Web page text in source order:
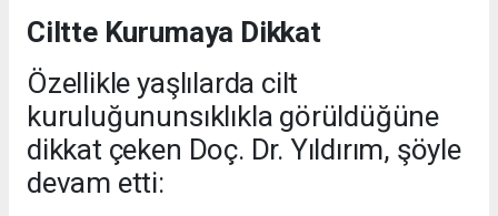
Ciltte Kurumaya Dikkat
Özellikle yaşlılarda cilt
kuruluğununsıklıkla görüldüğüne
dikkat çeken Doç. Dr. Yıldırım, şöyle
devam etti: